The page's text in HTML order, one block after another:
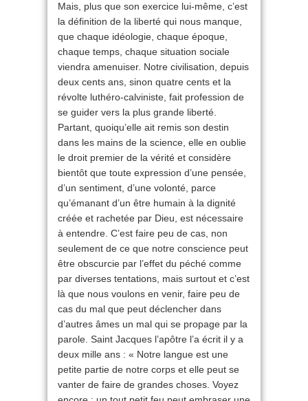
Mais, plus que son exercice lui-même, c’est
la définition de la liberté qui nous manque,
que chaque idéologie, chaque époque,
chaque temps, chaque situation sociale
viendra amenuiser. Notre civilisation, depuis
deux cents ans, sinon quatre cents et la
révolte luthéro-calviniste, fait profession de
se guider vers la plus grande liberté.
Partant, quoiqu’elle ait remis son destin
dans les mains de la science, elle en oublie
le droit premier de la vérité et considère
bientôt que toute expression d’une pensée,
d’un sentiment, d’une volonté, parce
qu’émanant d’un être humain à la dignité
créée et rachetée par Dieu, est nécessaire
à entendre. C’est faire peu de cas, non
seulement de ce que notre conscience peut
être obscurcie par l’effet du péché comme
par diverses tentations, mais surtout et c’est
là que nous voulons en venir, faire peu de
cas du mal que peut déclencher dans
d’autres âmes un mal qui se propage par la
parole. Saint Jacques l’apôtre l’a écrit il y a
deux mille ans : « Notre langue est une
petite partie de notre corps et elle peut se
vanter de faire de grandes choses. Voyez